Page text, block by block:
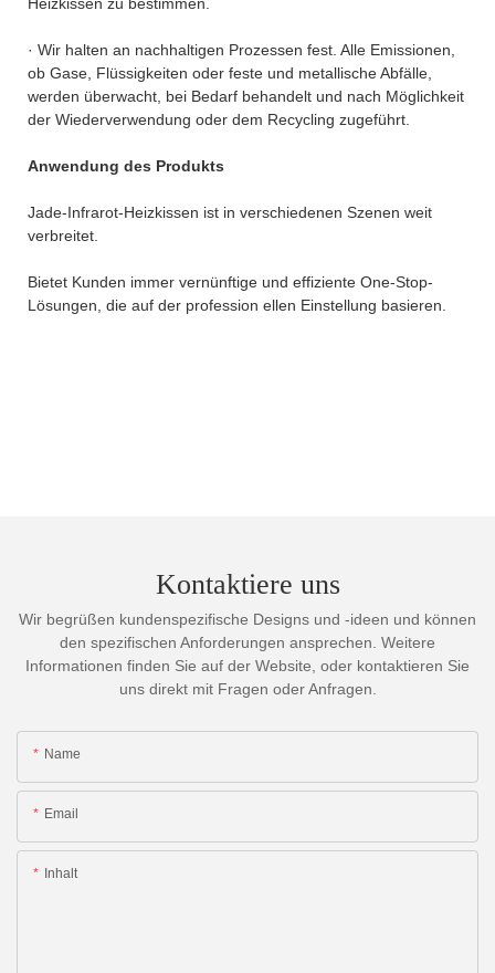
· Wir halten an nachhaltigen Prozessen fest. Alle Emissionen,
ob Gase, Flüssigkeiten oder feste und metallische Abfälle,
werden überwacht, bei Bedarf behandelt und nach Möglichkeit
der Wiederverwendung oder dem Recycling zugeführt.
Anwendung des Produkts
Jade-Infrarot-Heizkissen ist in verschiedenen Szenen weit
verbreitet.
Bietet Kunden immer vernünftige und effiziente One-Stop-
Lösungen, die auf der profession ellen Einstellung basieren.
Kontaktiere uns
Wir begrüßen kundenspezifische Designs und -ideen und können
den spezifischen Anforderungen ansprechen. Weitere
Informationen finden Sie auf der Website, oder kontaktieren Sie
uns direkt mit Fragen oder Anfragen.
Name
Email
Inhalt